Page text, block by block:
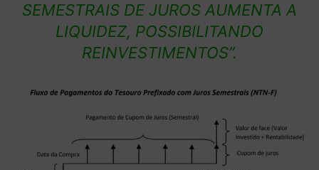
SEMESTRAIS DE JUROS AUMENTA A
LIQUIDEZ, POSSIBILITANDO
REINVESTIMENTOS”.